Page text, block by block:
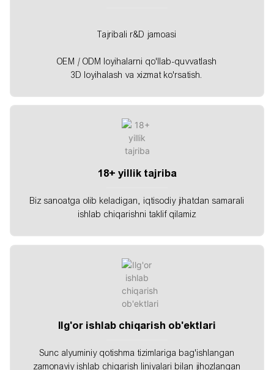
Tajribali r&D jamoasi
OEM / ODM loyihalarni qo'llab-quvvatlash
3D loyihalash va xizmat ko'rsatish.
18+ yillik tajriba
Biz sanoatga olib keladigan, iqtisodiy jihatdan samarali
ishlab chiqarishni taklif qilamiz
Ilg'or ishlab chiqarish ob'ektlari
Sunc alyuminiy qotishma tizimlariga bag'ishlangan
zamonaviy ishlab chiqarish liniyalari bilan jihozlangan